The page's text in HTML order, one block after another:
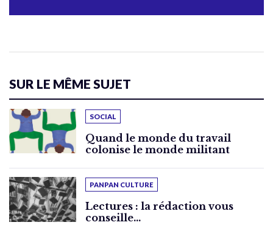
SUR LE MÊME SUJET
SOCIAL
Quand le monde du travail
colonise le monde militant
PANPAN CULTURE
Lectures : la rédaction vous
conseille…